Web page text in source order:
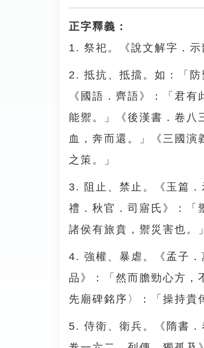
正字釋義：
1. 祭祀。《說文解字．示
2. 抵抗、抵擋。如：「防
《國語．齊語》：「君
能禦。」《後漢書．卷八
血，奔而還。」《三國演
之策。」
3. 阻止、禁止。《玉篇
禮．秋官．司寤氏》：「
諸侯有旅賁，禦災害也。
4. 強權、暴虐。《孟子
品》：「然而膽勁心方，
先廟碑銘序〉：「操持貴
5. 侍衛、衛兵。《隋書．